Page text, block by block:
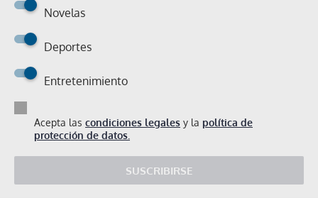
Novelas
Deportes
Entretenimiento
Acepta las condiciones legales y la política de
protección de datos.
SUSCRIBIRSE